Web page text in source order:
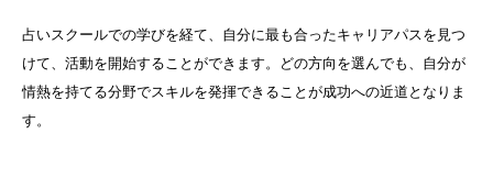
占いスクールでの学びを経て、自分に最も合ったキャリアパスを見つ
けて、活動を開始することができます。どの方向を選んでも、自分が
情熱を持てる分野でスキルを発揮できることが成功への近道となりま
す。